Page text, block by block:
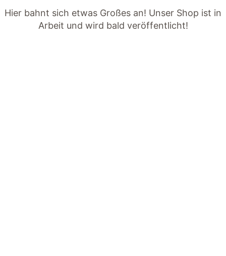
Hier bahnt sich etwas Großes an! Unser Shop ist in
Arbeit und wird bald veröffentlicht!